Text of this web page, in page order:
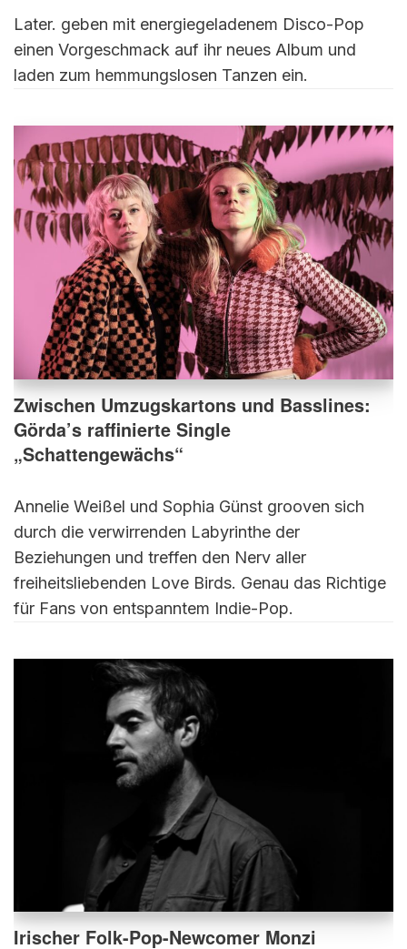
Later. geben mit energiegeladenem Disco-Pop
einen Vorgeschmack auf ihr neues Album und
laden zum hemmungslosen Tanzen ein.
Zwischen Umzugskartons und Basslines:
Görda’s raffinierte Single
„Schattengewächs“
Annelie Weißel und Sophia Günst grooven sich
durch die verwirrenden Labyrinthe der
Beziehungen und treffen den Nerv aller
freiheitsliebenden Love Birds. Genau das Richtige
für Fans von entspanntem Indie-Pop.
Irischer Folk-Pop-Newcomer Monzi